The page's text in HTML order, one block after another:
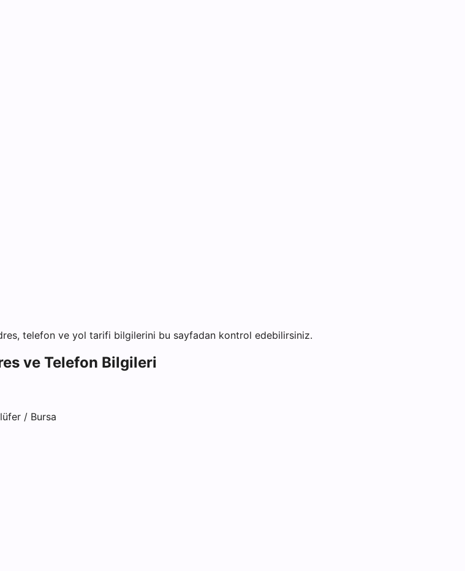
telefon ve yol tarifi bilgilerini bu sayfadan kontrol edebilirsiniz.
ve Telefon Bilgileri
/ Bursa